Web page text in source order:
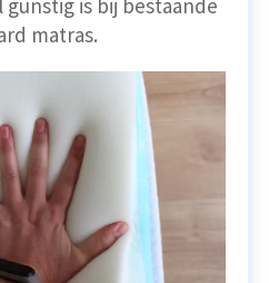
matras.